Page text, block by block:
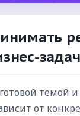
задач
темой
от